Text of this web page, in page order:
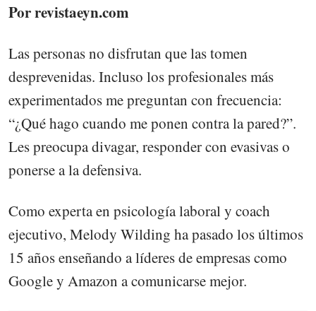
Por revistaeyn.com
Las personas no disfrutan que las tomen
desprevenidas. Incluso los profesionales más
experimentados me preguntan con frecuencia:
“¿Qué hago cuando me ponen contra la pared?”.
Les preocupa divagar, responder con evasivas o
ponerse a la defensiva.
Como experta en psicología laboral y coach
ejecutivo, Melody Wilding ha pasado los últimos
15 años enseñando a líderes de empresas como
Google y Amazon a comunicarse mejor.